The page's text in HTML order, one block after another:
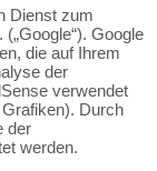
Dienst zum
Google
die auf Ihrem
der
verwendet
Durch
der
werden.